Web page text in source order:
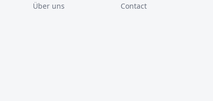
Über uns
Contact